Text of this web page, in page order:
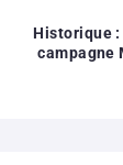
Historique :
campagne